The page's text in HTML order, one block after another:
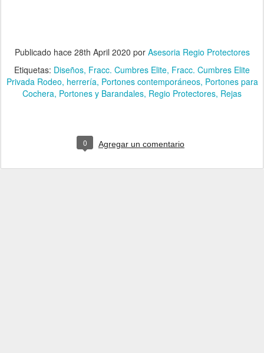
Publicado hace 28th April 2020 por Asesoria Regio Protectores
Etiquetas: Diseños Fracc. Cumbres Elite Fracc. Cumbres Elite
Privada Rodeo herrería Portones contemporáneos Portones para
Cochera Portones y Barandales Regio Protectores Rejas
0 Agregar un comentario